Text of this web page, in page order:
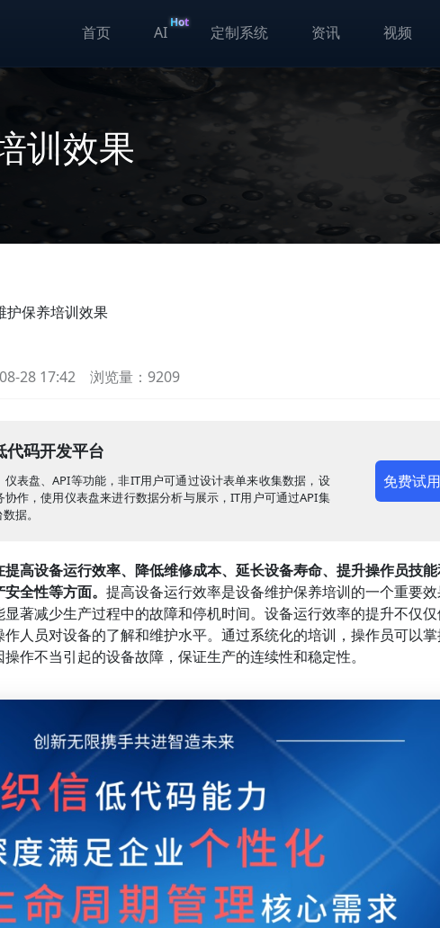
首页 AI
Hot
定制系统 资讯 视频
训效果
护保养培训效果
28 17:42 浏览量：9209
代码开发平台
仪表盘、API等功能，非IT用户可通过设计表单来收集数据，设
协作，使用仪表盘来进行数据分析与展示，IT用户可通过API集
据。
免费试用
高设备运行效率、降低维修成本、延长设备寿命、提升操作员技
全性等方面。提高设备运行效率是设备维护保养培训的一个重要
著减少生产过程中的故障和停机时间。设备运行效率的提升不仅
人员对设备的了解和维护水平。通过系统化的培训，操作员可以
作不当引起的设备故障，保证生产的连续性和稳定性。